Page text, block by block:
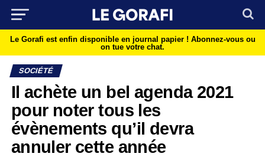
Le Gorafi est enfin disponible en journal papier ! Abonnez-vous ou
on tue votre chat.
SOCIÉTÉ
Il achète un bel agenda 2021
pour noter tous les
évènements qu’il devra
annuler cette année